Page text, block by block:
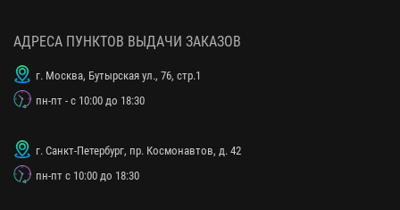
АДРЕСА ПУНКТОВ ВЫДАЧИ ЗАКАЗОВ
г. Москва, Бутырская ул., 76, стр.1
пн-пт - с 10:00 до 18:30
г. Санкт-Петербург, пр. Космонавтов, д. 42
пн-пт с 10:00 до 18:30